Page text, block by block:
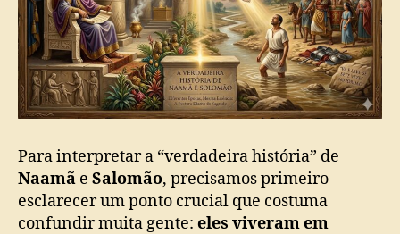
Para interpretar a “verdadeira história” de
Naamã e Salomão, precisamos primeiro
esclarecer um ponto crucial que costuma
confundir muita gente: eles viveram em